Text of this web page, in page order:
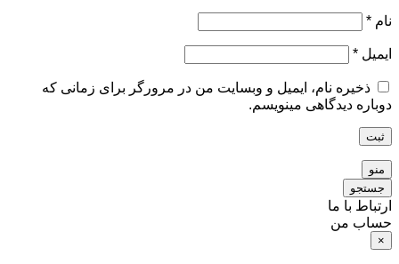
نام *
ایمیل *
ذخیره نام، ایمیل و وبسایت من در مرورگر برای زمانی که
دوباره دیدگاهی مینویسم.
ثبت
منو
جستجو
ارتباط با ما
حساب من
×